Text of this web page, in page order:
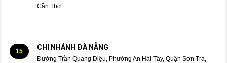
Cần Thơ
15 CHI NHÁNH ĐÀ NẴNG
Đường Trần Quang Diệu, Phường An Hải Tây, Quận Sơn Trà,